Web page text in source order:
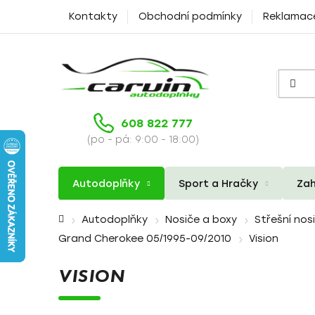
Kontakty Obchodní podmínky
608 822 777
(po - pá: 9:00 - 18:00)
Autodoplňky Sport a Hračky
Domů Autodoplňky Nosiče a boxy Střešní
Grand Cherokee 05/1995-09/2010
Vision
VISION